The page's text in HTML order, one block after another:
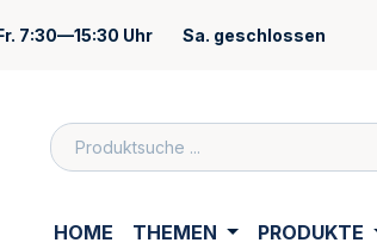
springen
7:30—15:30 Uhr Sa. geschlossen
HOME THEMEN PRODUKTE